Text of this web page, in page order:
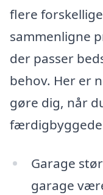
flere
sammenligne
der passer
behov. Her er
gøre dig, når
Garage
garage